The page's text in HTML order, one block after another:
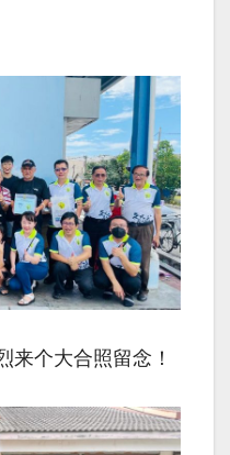
来个大合照留念！